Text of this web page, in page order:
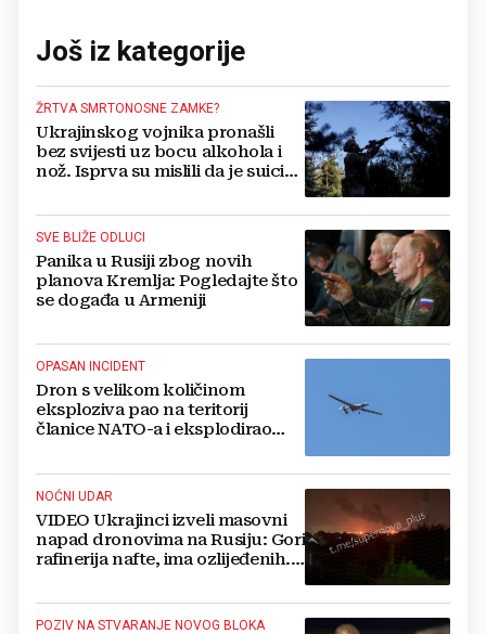
Još iz kategorije
ŽRTVA SMRTONOSNE ZAMKE?
Ukrajinskog vojnika pronašli
bez svijesti uz bocu alkohola i
nož. Isprva su mislili da je suicid,
SVE BLIŽE ODLUCI
Panika u Rusiji zbog novih
planova Kremlja: Pogledajte što
se događa u Armeniji
OPASAN INCIDENT
Dron s velikom količinom
eksploziva pao na teritorij
članice NATO-a i eksplodirao
NOĆNI UDAR
VIDEO Ukrajinci izveli masovni
napad dronovima na Rusiju: Gori
rafinerija nafte, ima ozlijeđenih.
POZIV NA STVARANJE NOVOG BLOKA